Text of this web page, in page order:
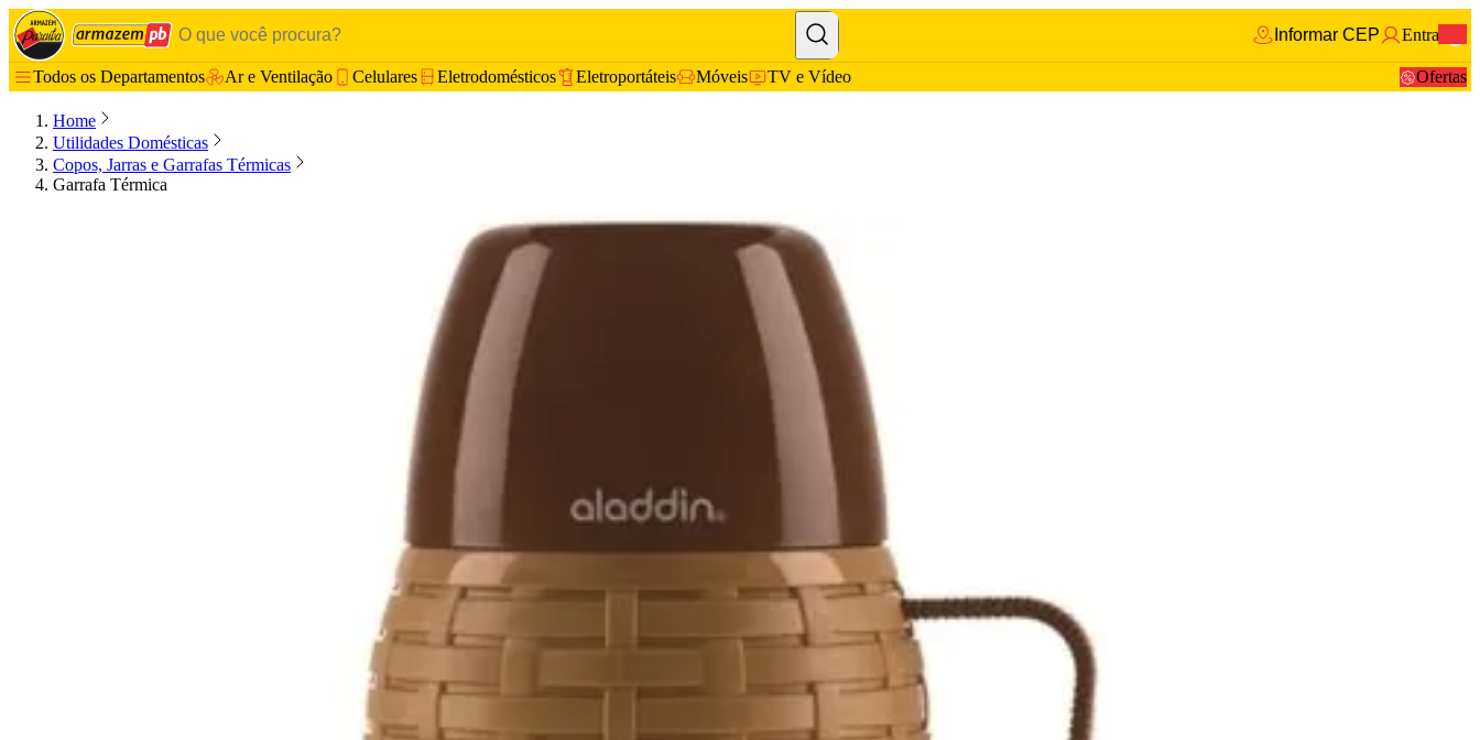
Informar CEP Entrar
Todos os Departamentos Ar e Ventilação Celulares Eletrodomésticos Eletroportáteis Móveis TV e Vídeo Ofertas
Home
Utilidades Domésticas
Copos, Jarras e Garrafas Térmicas
Garrafa Térmica